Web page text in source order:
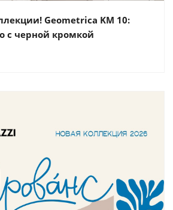
Geometrica KM 10:
с черной кромкой